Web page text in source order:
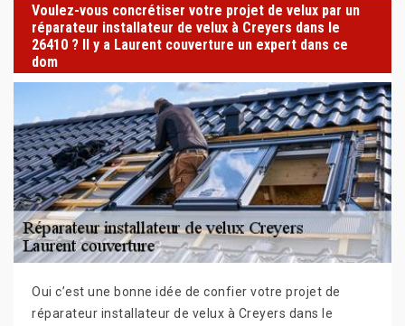
Voulez-vous concrétiser votre projet de velux par un
réparateur installateur de velux à Creyers dans le
26410 ? Il y a Laurent couverture un expert dans ce
dom
Oui c’est une bonne idée de confier votre projet de
réparateur installateur de velux à Creyers dans le